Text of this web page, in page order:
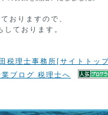
おりますので、
ております。
税理士事務所[サイトトッ